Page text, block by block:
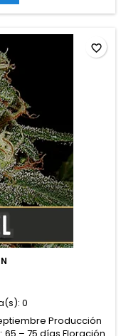
0
Producción
favorite_border